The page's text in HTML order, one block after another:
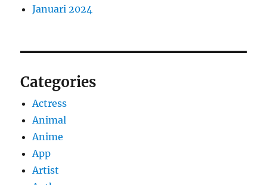
Januari 2024
Categories
Actress
Animal
Anime
App
Artist